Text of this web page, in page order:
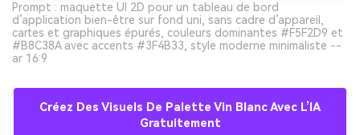
Prompt : maquette UI 2D pour un tableau de bord
d’application bien-être sur fond uni, sans cadre d’appareil,
cartes et graphiques épurés, couleurs dominantes #F5F2D9 et
#B8C38A avec accents #3F4B33, style moderne minimaliste --
ar 16:9
Créez Des Visuels De Palette Vin Blanc Avec L’IA
Gratuitement